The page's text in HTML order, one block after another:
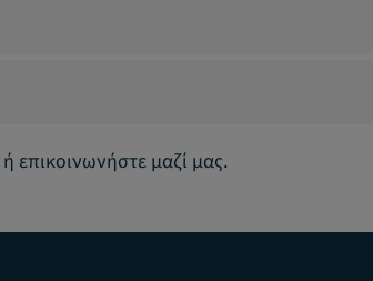
ή επικοινωνήστε μαζί μας.